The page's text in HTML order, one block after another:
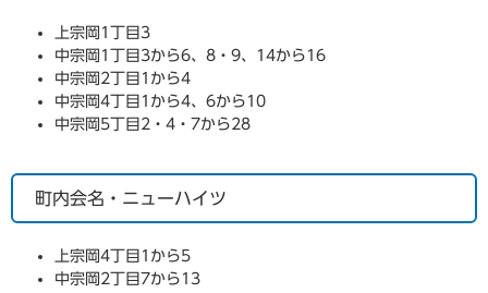
上宗岡1丁目3
中宗岡1丁目3から6、8・9、14から16
中宗岡2丁目1から4
中宗岡4丁目1から4、6から10
中宗岡5丁目2・4・7から28
町内会名・ニューハイツ
上宗岡4丁目1から5
中宗岡2丁目7から13